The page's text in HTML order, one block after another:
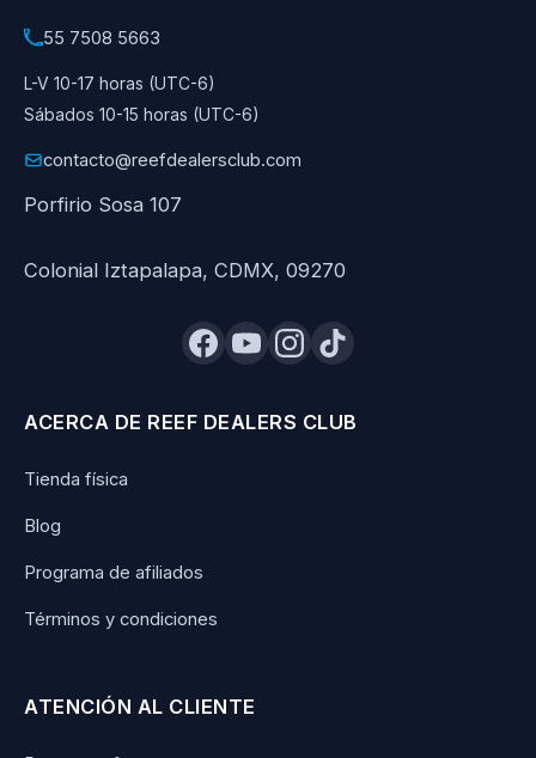
55 7508 5663
L-V 10-17 horas (UTC-6)
Sábados 10-15 horas (UTC-6)
contacto@reefdealersclub.com
Porfirio Sosa 107
Colonial Iztapalapa, CDMX, 09270
ACERCA DE REEF DEALERS CLUB
Tienda física
Blog
Programa de afiliados
Términos y condiciones
ATENCIÓN AL CLIENTE